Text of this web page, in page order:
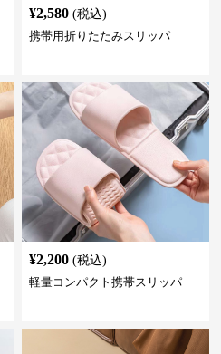
¥2,580 (税込)
携帯用折りたたみスリッパ
¥2,200 (税込)
軽量コンパクト携帯スリッパ